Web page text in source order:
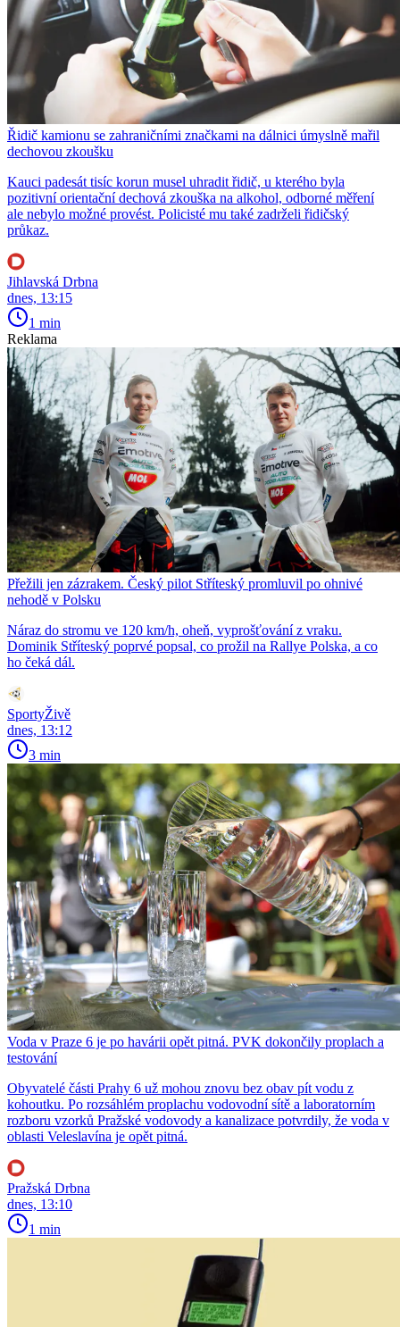
Řidič kamionu se zahraničními značkami na dálnici úmyslně mařil
dechovou zkoušku
Kauci padesát tisíc korun musel uhradit řidič, u kterého byla
pozitivní orientační dechová zkouška na alkohol, odborné měření
ale nebylo možné provést. Policisté mu také zadrželi řidičský
průkaz.
Jihlavská Drbna
dnes, 13:15
1 min
Reklama
Přežili jen zázrakem. Český pilot Stříteský promluvil po ohnivé
nehodě v Polsku
Náraz do stromu ve 120 km/h, oheň, vyprošťování z vraku.
Dominik Stříteský poprvé popsal, co prožil na Rallye Polska, a co
ho čeká dál.
SportyŽivě
dnes, 13:12
3 min
Voda v Praze 6 je po havárii opět pitná. PVK dokončily proplach a
testování
Obyvatelé části Prahy 6 už mohou znovu bez obav pít vodu z
kohoutku. Po rozsáhlém proplachu vodovodní sítě a laboratorním
rozboru vzorků Pražské vodovody a kanalizace potvrdily, že voda v
oblasti Veleslavína je opět pitná.
Pražská Drbna
dnes, 13:10
1 min